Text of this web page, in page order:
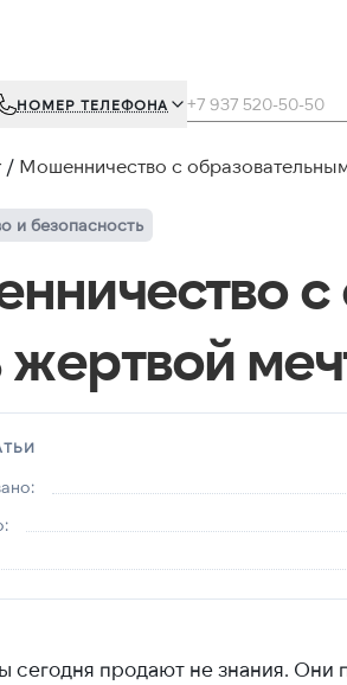
НОМЕР ТЕЛЕФОНА
Мошенничество с
и безопасность
с
жертвой
сегодня продают не знания.